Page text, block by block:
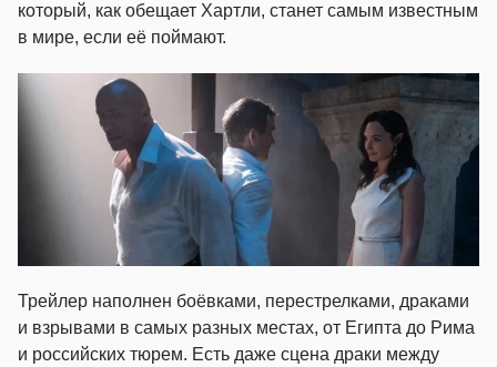
который, как обещает Хартли, станет самым известным
в мире, если её поймают.
Трейлер наполнен боёвками, перестрелками, драками
и взрывами в самых разных местах, от Египта до Рима
и российских тюрем. Есть даже сцена драки между